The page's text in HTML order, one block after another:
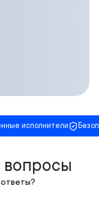
исполнители
вопросы